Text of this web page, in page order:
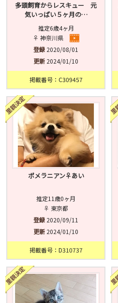
多頭飼育からレスキュー 元
気いっぱい５ヶ月の…
推定6歳4ヶ月
♀ 神奈川県
登録 2020/08/01
更新 2024/01/10
掲載番号：C309457
ポメラニアン♀あい
推定11歳0ヶ月
♀ 東京都
登録 2020/09/11
更新 2024/01/10
掲載番号：D310737